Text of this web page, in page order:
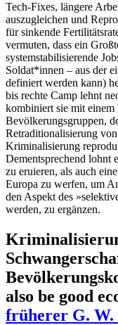
Tech-Fixes, längere
auszugleichen und
für sinkende
vermuten, dass ein
systemstabilisierende
Soldat*innen – aus der
definiert werden kann)
bis rechte Camp lehnt
kombiniert sie mit einem
Bevölkerungsgruppen,
Retraditionalisierung
Kriminalisierung
Dementsprechend lohnt
zu eruieren, als auch
Europa zu werfen, um
den Aspekt des
werden, zu ergänzen.
also be good
früherer G. W.